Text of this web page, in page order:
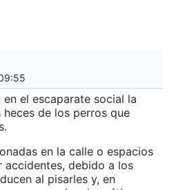
el escaparate social la
de los perros que
en la calle o espacios
accidentes, debido a los
al pisarles y, en